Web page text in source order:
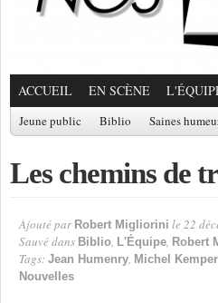
ACCUEIL EN SCÈNE
Jeune public Biblio Saines
Les chemins de
Ajouté par Robert Migliorini le 22
Sauvé dans Biblio, L'Équipe, Robert
Tags: Jean Humenry, Michel Kemper
Nouvelles